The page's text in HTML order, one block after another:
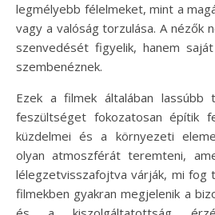
legmélyebb félelmeket, mint a
vagy a valóság torzulása. A nézők
szenvedését figyelik, hanem
szembenéznek.
Ezek a filmek általában lassúbb
feszültséget fokozatosan építik
küzdelmei és a környezeti
olyan atmoszférát teremteni,
lélegzetvisszafojtva várják, mi fog
filmekben gyakran megjelenik a